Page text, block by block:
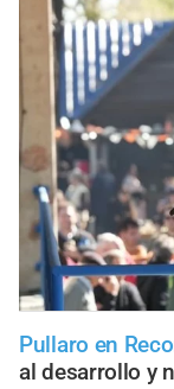
Pullaro en
al desarrollo y